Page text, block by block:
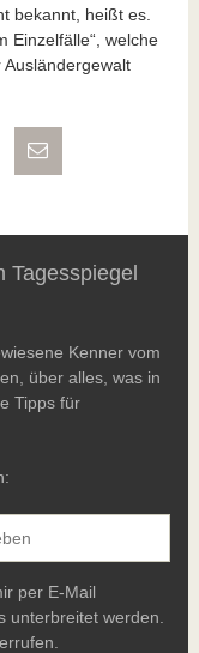
bekannt, heißt es.
Einzelfälle“, welche
teilen
Xing teilen
Tagesspiegel
Kenner vom
über alles, was in
Tipps für
per E-Mail
unterbreitet werden.